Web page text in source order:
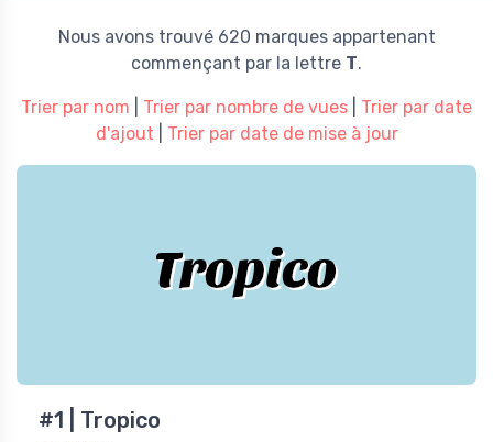
Nous avons trouvé 620 marques appartenant
commençant par la lettre T.
Trier par nom Trier par nombre de vues
Trier par date
d'ajout
Trier par date de mise à jour
Tropico
#1 | Tropico